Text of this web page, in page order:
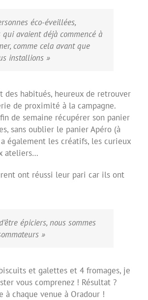
éco-éveillées,
qui avaient déjà commencé à
comme cela avant que
installions »
des habitués, heureux de retrouver
de proximité à la campagne.
de semaine récupérer son panier
sans oublier le panier Apéro (à
également les créatifs, les curieux
ateliers…
ont réussi leur pari car ils ont
épiciers, nous sommes
»
et galettes et 4 fromages, je
vous comprenez ! Résultat ?
à chaque venue à Oradour !